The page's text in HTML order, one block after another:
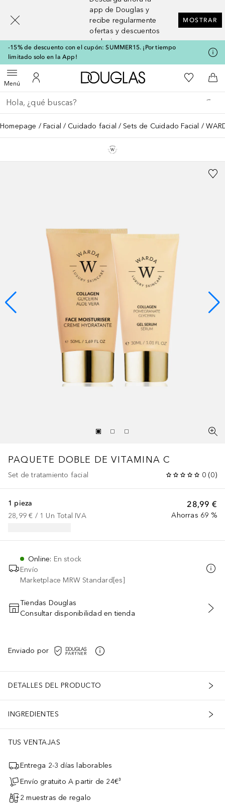
app de Douglas y
recibe regularmente
ofertas y descuentos
exclusivos
MOSTRAR
-15% de descuento con el cupón: SUMMER15. ¡Por tiempo
limitado solo en la App!
MenúAbrir menúMi cuenta
A Douglas HomeMi lista de
A
Regresar
Ejecutar búsqueda
Homepage Facial Cuidado facial Sets de Cuidado Facial
PAQUETE DOBLE DE VITAMINA C
Set de tratamiento facial 0 (0)
28,99 €
Ahorras 69 %
1 pieza
28,99 € / 1 Un Total IVA
Online: En stock
Envío
Marketplace MRW Standard[es]
AÑADIR AL CARRITO
Tiendas Douglas
Consultar disponibilidad en tienda
Enviado por
DETALLES DEL PRODUCTO
INGREDIENTES
TUS VENTAJAS
Entrega 2-3 días laborables
Envío gratuito A partir de 24€³
2 muestras de regalo
[navigation.slideout.screenreader]